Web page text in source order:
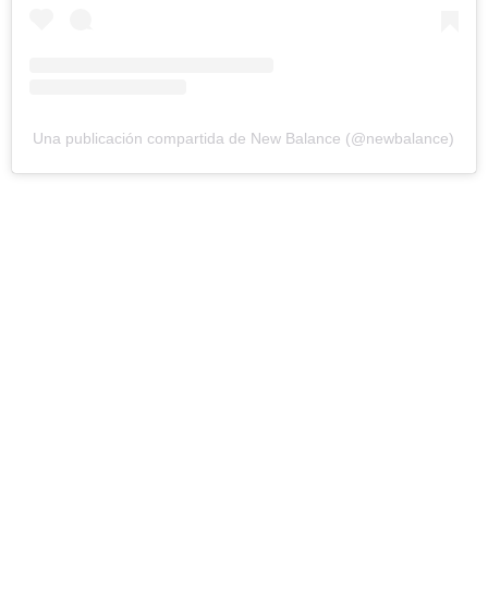
Una publicación compartida de New Balance (@newbalance)